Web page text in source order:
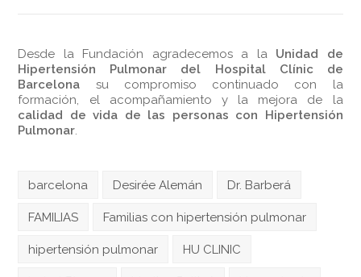
Desde la Fundación agradecemos a la Unidad de
Hipertensión Pulmonar del Hospital Clínic de
Barcelona su compromiso continuado con la
formación, el acompañamiento y la mejora de la
calidad de vida de las personas con Hipertensión
Pulmonar.
barcelona Desirée Alemán Dr. Barberá
FAMILIAS Familias con hipertensión pulmonar
hipertensión pulmonar HU CLINIC